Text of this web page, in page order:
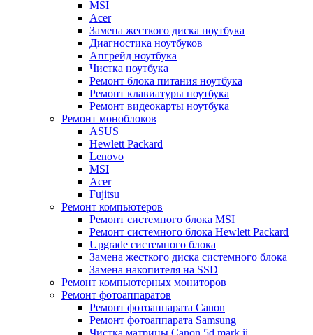
MSI
Acer
Замена жесткого диска ноутбука
Диагностика ноутбуков
Апгрейд ноутбука
Чистка ноутбука
Ремонт блока питания ноутбука
Ремонт клавиатуры ноутбука
Ремонт видеокарты ноутбука
Ремонт моноблоков
ASUS
Hewlett Packard
Lenovo
MSI
Acer
Fujitsu
Ремонт компьютеров
Ремонт системного блока MSI
Ремонт системного блока Hewlett Packard
Upgrade системного блока
Замена жесткого диска системного блока
Замена накопителя на SSD
Ремонт компьютерных мониторов
Ремонт фотоаппаратов
Ремонт фотоаппарата Canon
Ремонт фотоаппарата Samsung
Чистка матрицы Canon 5d mark ii